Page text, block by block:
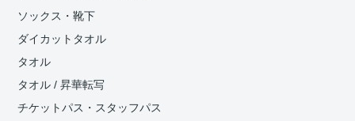
ソックス・靴下
ダイカットタオル
タオル
タオル / 昇華転写
チケットパス・スタッフパス